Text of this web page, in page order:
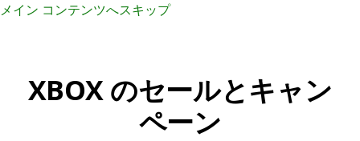
メイン コンテンツへスキップ
XBOX のセールとキャン
ペーン